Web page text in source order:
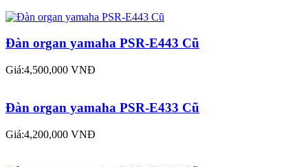
Đàn organ yamaha PSR-E443 Cũ
Giá:4,500,000 VNĐ
Đàn organ yamaha PSR-E433 Cũ
Giá:4,200,000 VNĐ